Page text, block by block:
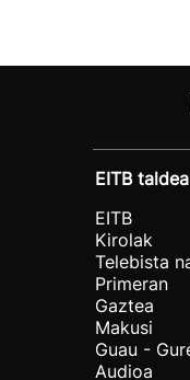
EITB taldea
EITB
Kirolak
Telebista
Primeran
Gaztea
Makusi
Guau -
Audioa